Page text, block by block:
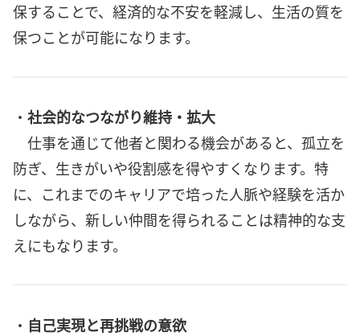
保することで、経済的な不安を軽減し、生活の質を
保つことが可能になります。
・ 社会的なつながり維持・拡大
仕事を通じて他者と関わる機会があると、孤立を
防ぎ、生きがいや役割感を得やすくなります。特
に、これまでのキャリアで培った人脈や経験を活か
しながら、新しい仲間を得られることは精神的な支
えにもなります。
・ 自己実現と再挑戦の意欲